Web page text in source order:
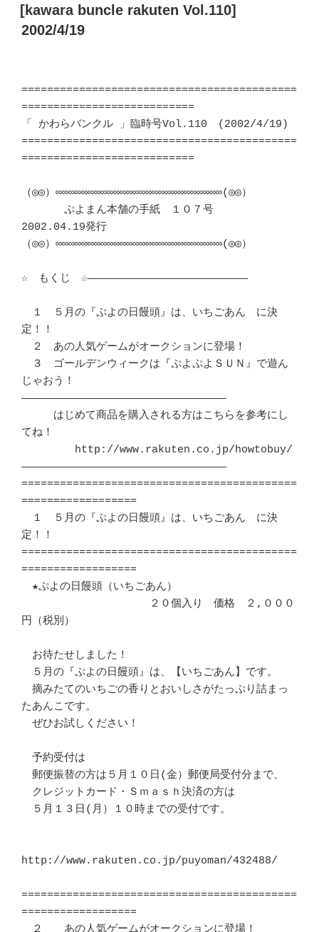
稿
日:
[kawara buncle rakuten Vol.110]
2002/4/19
===========================================
===========================
「 かわらバンクル 」臨時号Vol.110　(2002/4/19)
===========================================
===========================
（◎◎）∞∞∞∞∞∞∞∞∞∞∞∞∞∞∞∞∞∞∞∞∞∞∞∞∞∞(◎◎）
ぷよまん本舗の手紙　１０７号
2002.04.19発行
（◎◎）∞∞∞∞∞∞∞∞∞∞∞∞∞∞∞∞∞∞∞∞∞∞∞∞∞∞(◎◎）
☆　もくじ　☆―――――――――――――――――――――――――
１　５月の『ぷよの日饅頭』は、いちごあん　に決
定！！
２　あの人気ゲームがオークションに登場！
３　ゴールデンウィークは『ぷよぷよＳＵＮ』で遊ん
じゃおう！
――――――――――――――――――――――――――――――――
はじめて商品を購入される方はこちらを参考にし
てね！
http://www.rakuten.co.jp/howtobuy/
――――――――――――――――――――――――――――――――
===========================================
==================
１　５月の『ぷよの日饅頭』は、いちごあん　に決
定！！
===========================================
==================
★ぷよの日饅頭（いちごあん）
２０個入り　価格　２,０００
円（税別）
お待たせしました！
５月の『ぷよの日饅頭』は、【いちごあん】です。
摘みたてのいちごの香りとおいしさがたっぷり詰まっ
たあんこです。
ぜひお試しください！
予約受付は
郵便振替の方は５月１０日(金）郵便局受付分まで、
クレジットカード・Ｓｍａｓｈ決済の方は
５月１３日(月）１０時までの受付です。
http://www.rakuten.co.jp/puyoman/432488/
===========================================
==================
２　　あの人気ゲームがオークションに登場！